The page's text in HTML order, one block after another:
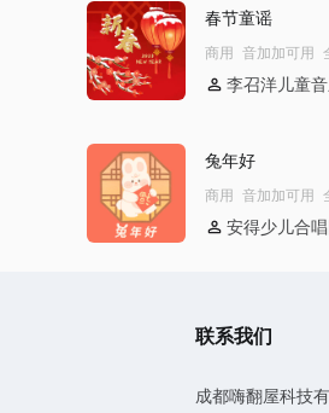
春节童谣
商用 音加加可用
YTB不拦截 公播
李召洋儿童
兔年好
商用 音加加可用
安得少儿合
联系我们
成都嗨翻屋科技